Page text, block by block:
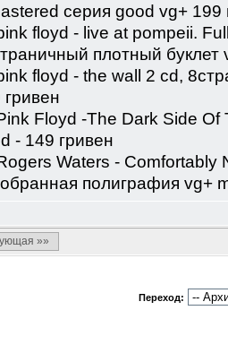
серия good vg+ 199
floyd - live at pompeii.
плотный буклет
floyd - the wall 2 cd,
гривен
Floyd -The Dark Side
- 149 гривен
Waters - Comfortably
полиграфия vg+
»»
Переход: